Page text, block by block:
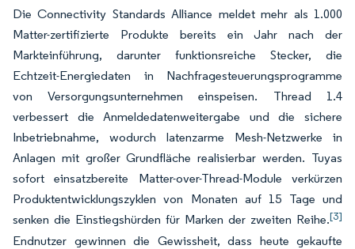
Die Connectivity Standards Alliance meldet mehr als 1.000
Matter-zertifizierte Produkte bereits ein Jahr nach der
Markteinführung, darunter funktionsreiche Stecker, die
Echtzeit-Energiedaten in Nachfragesteuerungsprogramme
von Versorgungsunternehmen einspeisen. Thread 1.4
verbessert die Anmeldedatenweitergabe und die sichere
Inbetriebnahme, wodurch latenzarme Mesh-Netzwerke in
Anlagen mit großer Grundfläche realisierbar werden. Tuyas
sofort einsatzbereite Matter-over-Thread-Module verkürzen
Produktentwicklungszyklen von Monaten auf 15 Tage und
senken die Einstiegshürden für Marken der zweiten Reihe.[3]
Endnutzer gewinnen die Gewissheit, dass heute gekaufte